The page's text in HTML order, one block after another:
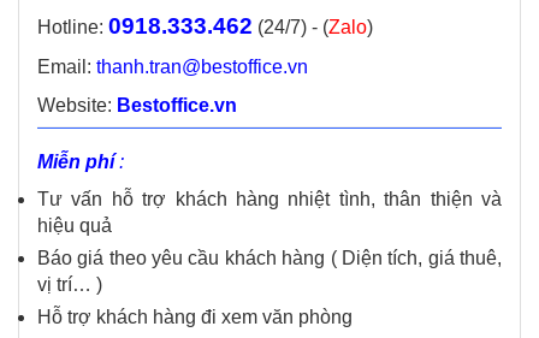
Hotline: 0918.333.462 (24/7) - (Zalo)
Email: thanh.tran@bestoffice.vn
Website: Bestoffice.vn
Miễn phí:
Tư vấn hỗ trợ khách hàng nhiệt tình, thân thiện và
hiệu quả
Báo giá theo yêu cầu khách hàng ( Diện tích, giá thuê,
vị trí… )
Hỗ trợ khách hàng đi xem văn phòng